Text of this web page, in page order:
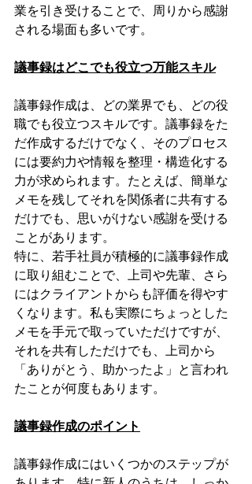
業を引き受けることで、周りから感謝
される場面も多いです。
議事録はどこでも役立つ万能スキル
議事録作成は、どの業界でも、どの役
職でも役立つスキルです。議事録をた
だ作成するだけでなく、そのプロセス
には要約力や情報を整理・構造化する
力が求められます。たとえば、簡単な
メモを残してそれを関係者に共有する
だけでも、思いがけない感謝を受ける
ことがあります。
特に、若手社員が積極的に議事録作成
に取り組むことで、上司や先輩、さら
にはクライアントからも評価を得やす
くなります。私も実際にちょっとした
メモを手元で取っていただけですが、
それを共有しただけでも、上司から
「ありがとう、助かったよ」と言われ
たことが何度もあります。
議事録作成のポイント
議事録作成にはいくつかのステップが